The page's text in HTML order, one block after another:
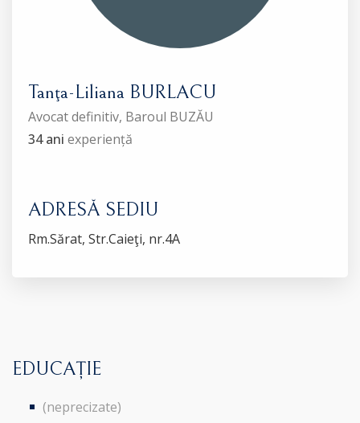
Tanţa-Liliana BURLACU
Avocat definitiv, Baroul BUZĂU
34 ani experiență
ADRESĂ SEDIU
Rm.Sărat, Str.Caieţi, nr.4A
EDUCAȚIE
(neprecizate)